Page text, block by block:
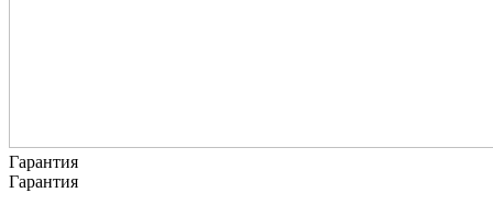
Гарантия
Гарантия